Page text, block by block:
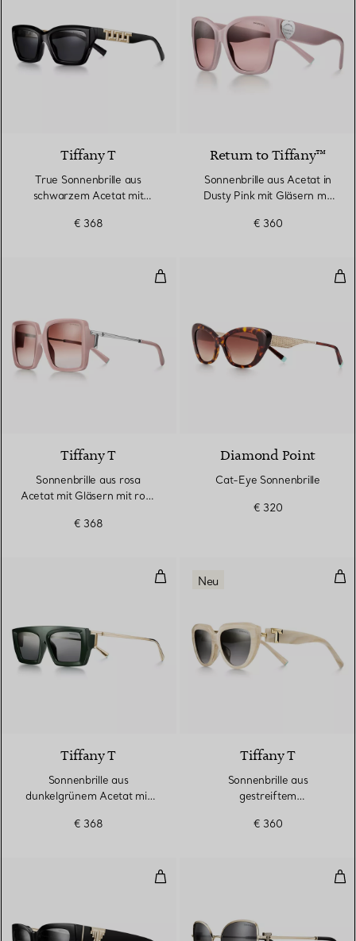
Tiffany T
True Sonnenbrille aus
schwarzem Acetat mit
€ 368
Return to Tiffany™
Sonnenbrille aus Acetat in
Dusty Pink mit Gläsern mit
€ 360
Sonnenbrille aus rosa Acetat
Tiffany T
Sonnenbrille aus rosa
Acetat mit Gläsern mit rosa
€ 368
Diamond Point
Cat-Eye Sonnenbrille
€ 320
Sonnenbrille aus
Tiffany T
Sonnenbrille aus
dunkelgrünem Acetat mit
€ 368
Neu
Tiffany T
Sonnenbrille aus
gestreiftem
mit Gläsern mit grauem
€ 360
Deco Sonnenbrille aus